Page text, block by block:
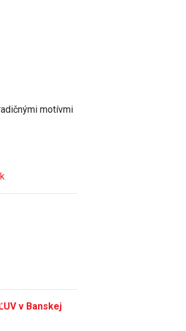
motívmi
v Banskej